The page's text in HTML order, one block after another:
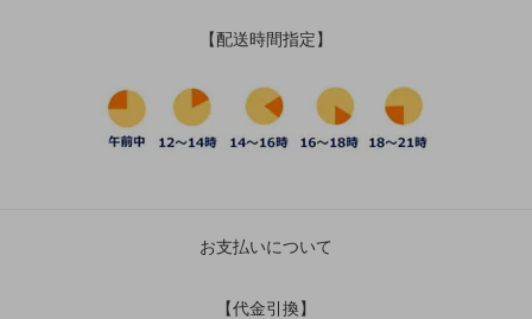
【配送時間指定】
お支払いについて
【代金引換】